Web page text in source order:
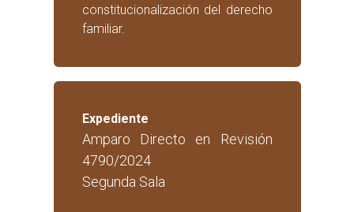
constitucionalización del derecho
familiar.
Expediente
Amparo Directo en Revisión
4790/2024
Segunda Sala